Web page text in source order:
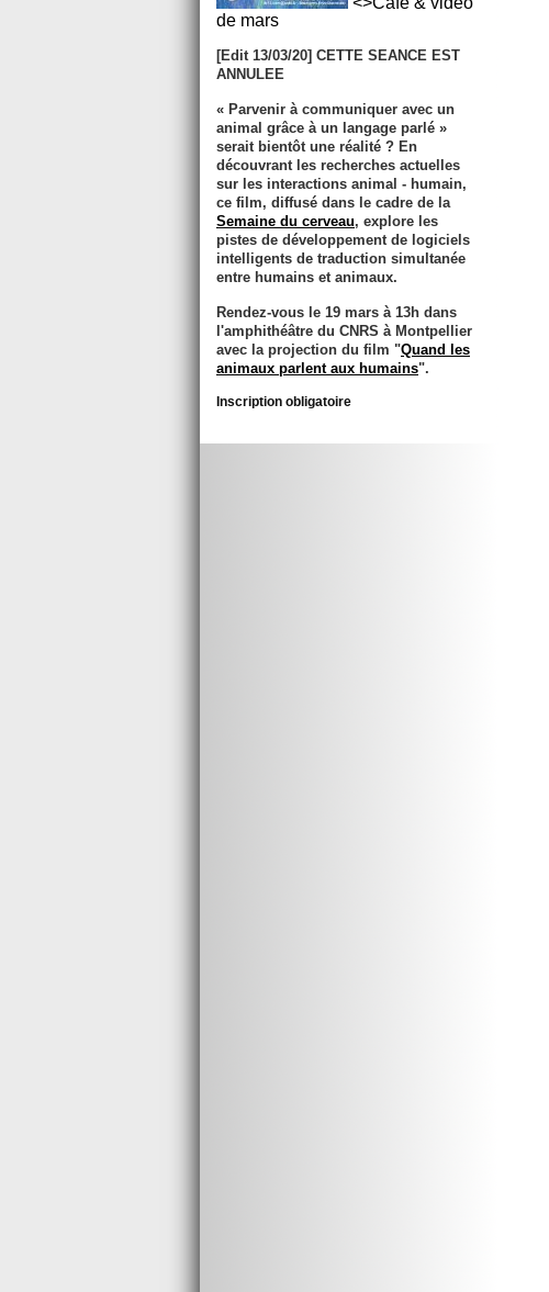
de mars
[Edit 13/03/20] CETTE SEANCE EST
ANNULEE
« Parvenir à communiquer avec un
animal grâce à un langage parlé »
serait bientôt une réalité ? En
découvrant les recherches actuelles
sur les interactions animal - humain,
ce film, diffusé dans le cadre de la
Semaine du cerveau, explore les
pistes de développement de logiciels
intelligents de traduction simultanée
entre humains et animaux.
Rendez-vous le 19 mars à 13h dans
l'amphithéâtre du CNRS à Montpellier
avec la projection du film "Quand les
animaux parlent aux humains".
Inscription obligatoire